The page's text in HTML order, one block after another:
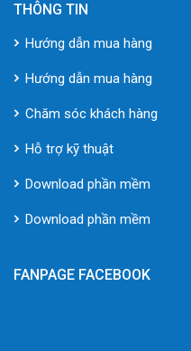
THÔNG TIN
Hướng dẫn mua hàng
Hướng dẫn mua hàng
Chăm sóc khách hàng
Hỗ trợ kỹ thuật
Download phần mềm
Download phần mềm
FANPAGE FACEBOOK